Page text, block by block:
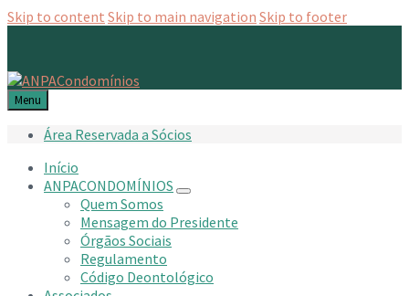
Skip to content Skip to main navigation Skip to footer
Menu
Área Reservada a Sócios
Início
ANPACONDOMÍNIOS
Quem Somos
Mensagem do Presidente
Órgãos Sociais
Regulamento
Código Deontológico